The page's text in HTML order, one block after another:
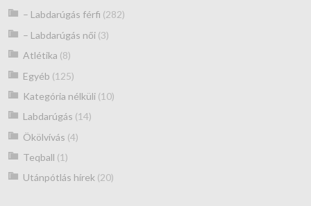
– Labdarúgás férfi (282)
– Labdarúgás női(3)
Atlétika (8)
Egyéb (125)
Kategória nélküli(10)
Labdarúgás (14)
Ökölvívás (4)
Teqball (1)
Utánpótlás hírek(20)